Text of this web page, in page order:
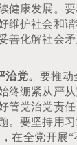
健康发展。
维护社会和
善化解社会
党。 要推动
终绷紧从严
管党治党责
。要坚持用
在全党开展“